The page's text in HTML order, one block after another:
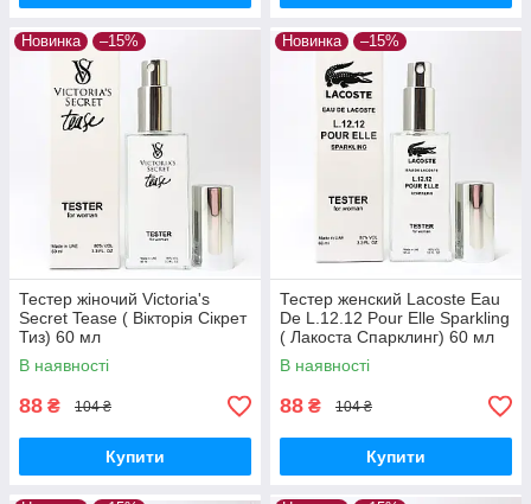
Новинка –15%
Тестер жіночий Victoria's
Secret Tease ( Вікторія Сікрет
Тиз) 60 мл
В наявності
88 ₴ 104 ₴
Купити
Новинка –15%
Тестер женский Lacoste Eau
De L.12.12 Pour Elle Sparkling
( Лакоста Спарклинг) 60 мл
В наявності
88 ₴ 104 ₴
Купити